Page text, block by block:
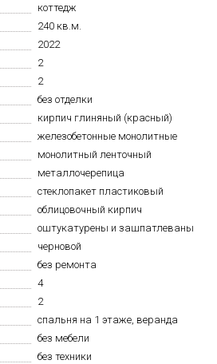
коттедж
240 кв.м.
2022
2
2
без отделки
кирпич глиняный (красный)
железобетонные монолитные
монолитный ленточный
металлочерепица
стеклопакет пластиковый
облицовочный кирпич
оштукатурены и зашпатлеваны
черновой
без ремонта
4
2
спальня на 1 этаже, веранда
без мебели
без техники